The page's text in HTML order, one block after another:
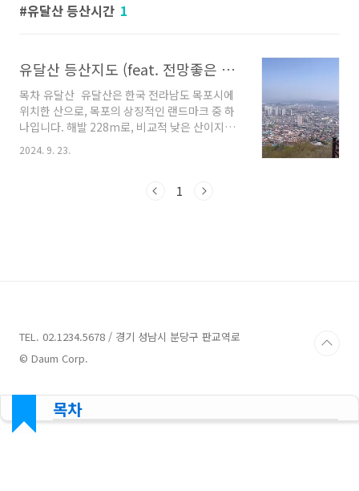
유달산 등산시간 1
유달산 등산지도 (feat. 전망좋은 코스)
목차 유달산 유달산은 한국 전라남도 목포시에
위치한 산으로, 목포의 상징적인 랜드마크 중 하
나입니다. 해발 228m로, 비교적 낮은 산이지만
전망이 뛰어나 목포 시내와 바다를 한눈에 볼 수
있습니다. 유달산은 특히 봄에 벚꽃이 만개할
성되어 있어 산책이나 가벼운 등산을 즐기기에
2024. 9. 23.
1
TEL. 02.1234.5678 / 경기 성남시 분당구 판교역로
© Daum Corp.
목차